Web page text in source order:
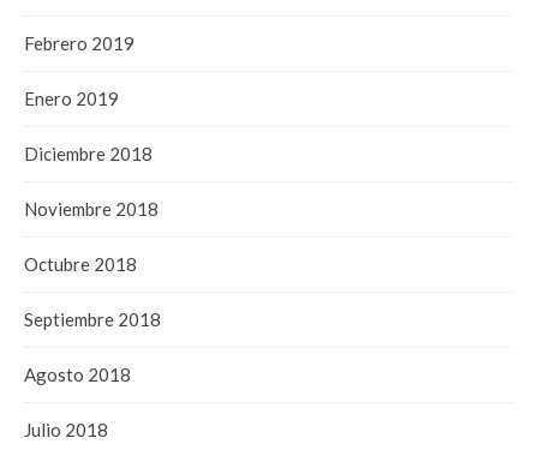
Febrero 2019
Enero 2019
Diciembre 2018
Noviembre 2018
Octubre 2018
Septiembre 2018
Agosto 2018
Julio 2018